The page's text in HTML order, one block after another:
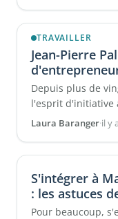
TRAVAILLER
Jean-Pierre
Depuis plus de
l'esprit d'initiative
monde. ...
Laura Baranger·il y
S'intégrer à
: les astuces
Pour beaucoup,